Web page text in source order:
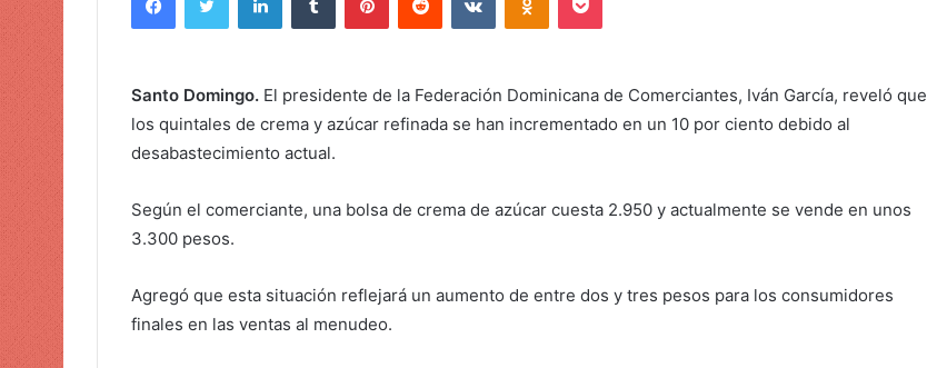
u
n
c
r
o
e
Santo Domingo. El presidente de la Federación Dominicana de Comerciantes, Iván García, reveló que
los quintales de crema y azúcar refinada se han incrementado en un 10 por ciento debido al
desabastecimiento actual.
Según el comerciante, una bolsa de crema de azúcar cuesta 2.950 y actualmente se vende en unos
3.300 pesos.
Agregó que esta situación reflejará un aumento de entre dos y tres pesos para los consumidores
finales en las ventas al menudeo.